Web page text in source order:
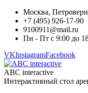
Москва,
+7 (495) 926-17-90
9100911@mail.ru
Пн - Пт с 9:00 до
VKInstagramFacebook
ABC interactive
Интерактивный стол